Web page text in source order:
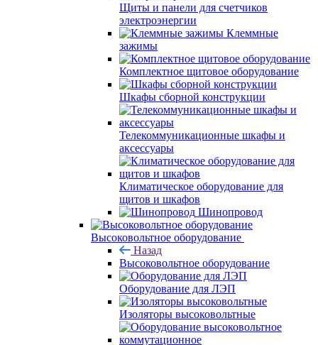
Щиты и панели для счетчиков
электроэнергии
Клеммные
зажимы
Комплектное щитовое оборудование
Шкафы сборной конструкции
Телекоммуникационные шкафы и
аксессуары
Климатическое оборудование для
щитов и шкафов
Шинопровод
Высоковольтное оборудование
Назад
Высоковольтное оборудование
Оборудование для ЛЭП
Изоляторы высоковольтные